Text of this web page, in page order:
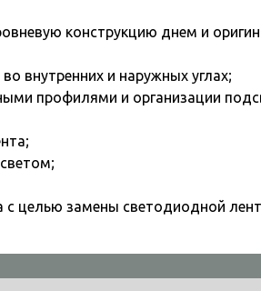
конструкцию днем и
внутренних и наружных углах;
профилями и организации
целью замены светодиодной